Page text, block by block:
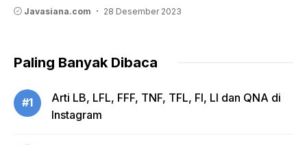
Javasiana.com 28 Desember 2023
Paling Banyak Dibaca
#1
Arti LB, LFL, FFF, TNF, TFL, FI, LI dan QNA di
Instagram